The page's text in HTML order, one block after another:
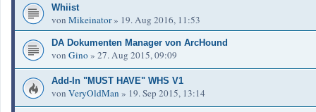
Whiist
von Mikeinator» 19. Aug 2016, 11:53
DA Dokumenten Manager von ArcHound
von Gino» 27. Aug 2015, 09:09
Add-In "MUST HAVE" WHS V1
von VeryOldMan » 19. Sep 2015, 13:14